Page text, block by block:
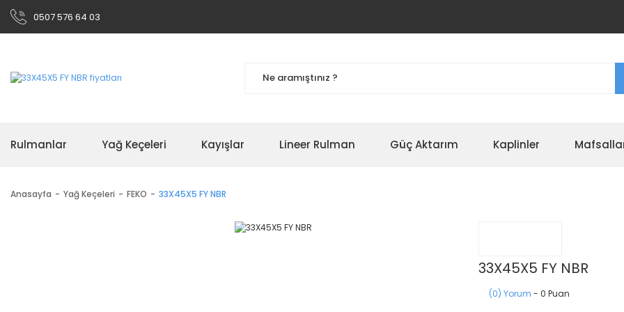
0507 576 64 03
Rulmanlar Yağ Keçeleri Kayışlar Lineer Rulman Güç Aktarım Kaplinler
Anasayfa Yağ Keçeleri FEKO 33X45X5 FY NBR
33X45X5 FY NBR
(0) Yorum - 0 Puan